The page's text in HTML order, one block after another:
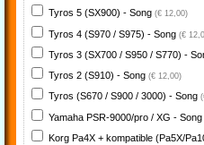
Tyros 5 (SX900) - Song (€ 12,00)
Tyros 4 (S970 / S975) - Song (€
Tyros 3 (SX700 / S950 / S770) -
Tyros 2 (S910) - Song (€ 12,00)
Tyros (S670 / S900 / 3000) - Song
Yamaha PSR-9000/pro / XG - Song
Korg Pa4X + kompatible (Pa5X/